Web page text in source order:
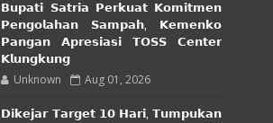
𝗕𝘂𝗽𝗮𝘁𝗶 𝗦𝗮𝘁𝗿𝗶𝗮 𝗣𝗲𝗿𝗸𝘂𝗮𝘁 𝗞𝗼𝗺𝗶𝘁𝗺𝗲𝗻
𝗣𝗲𝗻𝗴𝗼𝗹𝗮𝗵𝗮𝗻 𝗦𝗮𝗺𝗽𝗮𝗵, 𝗞𝗲𝗺𝗲𝗻𝗸𝗼
𝗣𝗮𝗻𝗴𝗮𝗻 𝗔𝗽𝗿𝗲𝘀𝗶𝗮𝘀𝗶 𝗧𝗢𝗦𝗦 𝗖𝗲𝗻𝘁𝗲𝗿
𝗞𝗹𝘂𝗻𝗴𝗸𝘂𝗻𝗴
Unknown Aug 01, 2026
𝗗𝗶𝗸𝗲𝗷𝗮𝗿 𝗧𝗮𝗿𝗴𝗲𝘁 𝟭𝟬 𝗛𝗮𝗿𝗶, 𝗧𝘂𝗺𝗽𝘂𝗸𝗮𝗻